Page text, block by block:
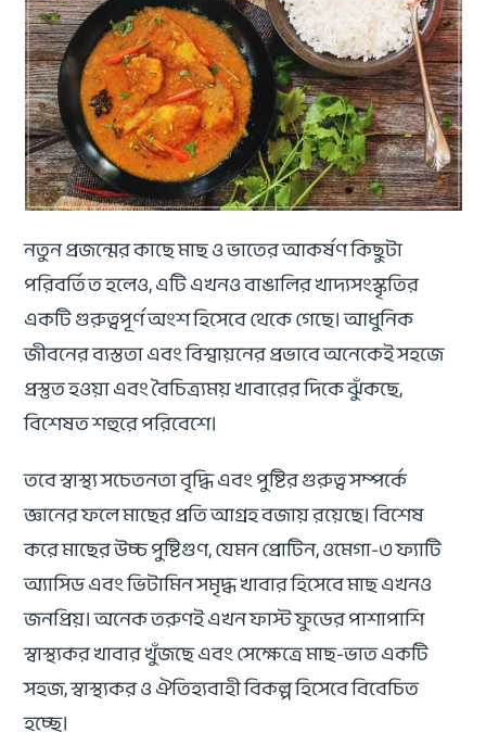
নতুন প্রজন্মের কাছে মাছ ও ভাতের আকর্ষণ কিছুটা
পরিবর্তিত হলেও, এটি এখনও বাঙালির খাদ্যসংস্কৃতির
একটি গুরুত্বপূর্ণ অংশ হিসেবে থেকে গেছে। আধুনিক
জীবনের ব্যস্ততা এবং বিশ্বায়নের প্রভাবে অনেকেই সহজে
প্রস্তুত হওয়া এবং বৈচিত্র্যময় খাবারের দিকে ঝুঁকছে,
বিশেষত শহুরে পরিবেশে।
তবে স্বাস্থ্য সচেতনতা বৃদ্ধি এবং পুষ্টির গুরুত্ব সম্পর্কে
জ্ঞানের ফলে মাছের প্রতি আগ্রহ বজায় রয়েছে। বিশেষ
করে মাছের উচ্চ পুষ্টিগুণ, যেমন প্রোটিন, ওমেগা-৩ ফ্যাটি
অ্যাসিড এবং ভিটামিন সমৃদ্ধ খাবার হিসেবে মাছ এখনও
জনপ্রিয়। অনেক তরুণই এখন ফাস্ট ফুডের পাশাপাশি
স্বাস্থ্যকর খাবার খুঁজছে এবং সেক্ষেত্রে মাছ-ভাত একটি
সহজ, স্বাস্থ্যকর ও ঐতিহ্যবাহী বিকল্প হিসেবে বিবেচিত
হচ্ছে।